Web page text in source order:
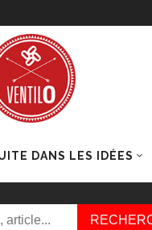
DANS LES IDÉES